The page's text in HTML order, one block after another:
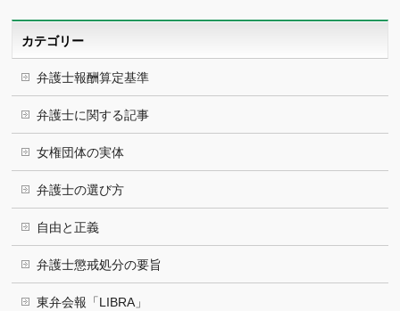
カテゴリー
弁護士報酬算定基準
弁護士に関する記事
女権団体の実体
弁護士の選び方
自由と正義
弁護士懲戒処分の要旨
東弁会報「LIBRA」